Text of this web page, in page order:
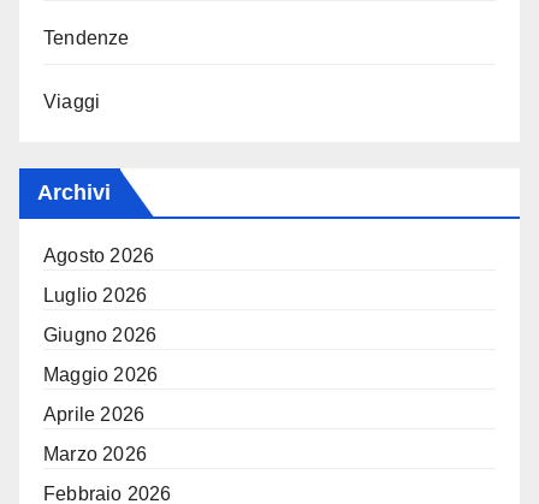
Tendenze
Viaggi
Archivi
Agosto 2026
Luglio 2026
Giugno 2026
Maggio 2026
Aprile 2026
Marzo 2026
Febbraio 2026